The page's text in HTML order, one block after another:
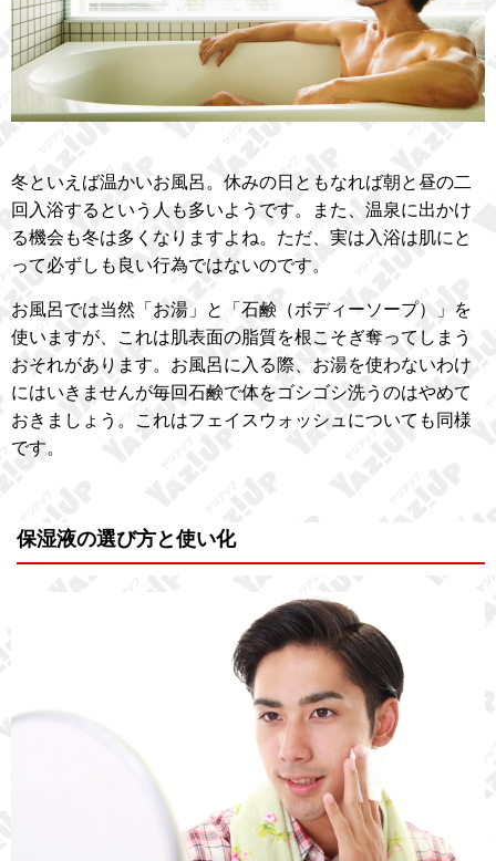
冬といえば温かいお風呂。休みの日ともなれば朝と昼の二
回入浴するという人も多いようです。また、温泉に出かけ
る機会も冬は多くなりますよね。ただ、実は入浴は肌にと
って必ずしも良い行為ではないのです。
お風呂では当然「お湯」と「石鹸（ボディーソープ）」を
使いますが、これは肌表面の脂質を根こそぎ奪ってしまう
おそれがあります。お風呂に入る際、お湯を使わないわけ
にはいきませんが毎回石鹸で体をゴシゴシ洗うのはやめて
おきましょう。これはフェイスウォッシュについても同様
です。
保湿液の選び方と使い化